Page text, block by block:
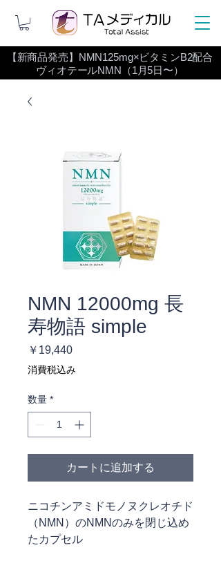
【新商品発売】NMN125mg×ビタミンB2配合
ヴィオテールNMN（1月5日〜）
NMN 12000mg 長
寿物語 simple
￥19,440価
格
消費税込み
数量 *
カートに追加する
ニコチンアミドモノヌクレオチド
（NMN）のNMNのみを閉じ込め
たカプセル